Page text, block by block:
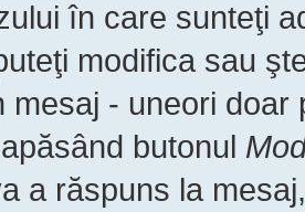
în care sunteţi
modifica sau
mesaj - uneori
butonul
a răspuns la